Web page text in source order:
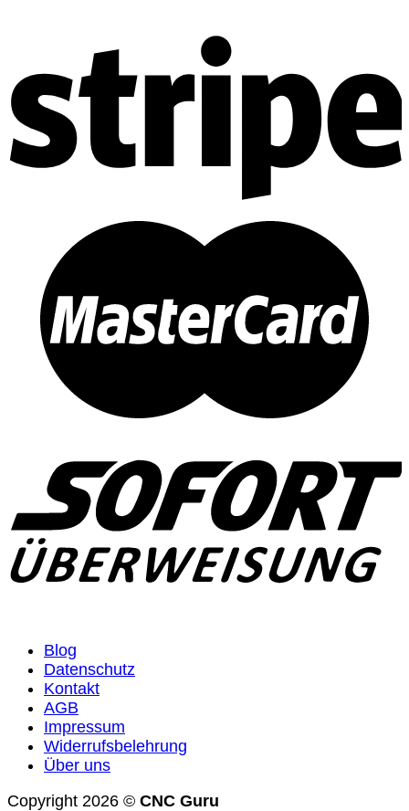
Blog
Datenschutz
Kontakt
AGB
Impressum
Widerrufsbelehrung
Über uns
Copyright 2026 © CNC Guru